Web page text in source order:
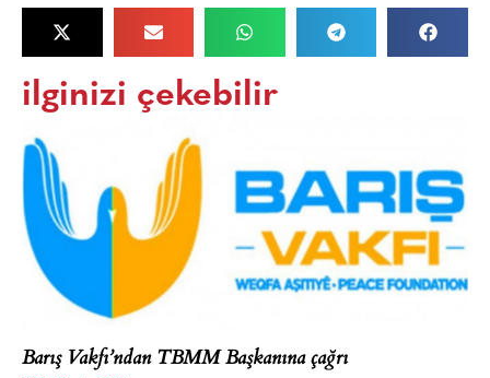
ilginizi çekebilir
Barış Vakfı’ndan TBMM Başkanına çağrı